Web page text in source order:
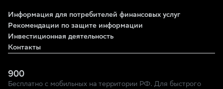
Информация для потребителей финансовых услуг
Рекомендации по защите информации
Инвестиционная деятельность
Контакты
900
Бесплатно с мобильных на территории РФ. Для быстрого